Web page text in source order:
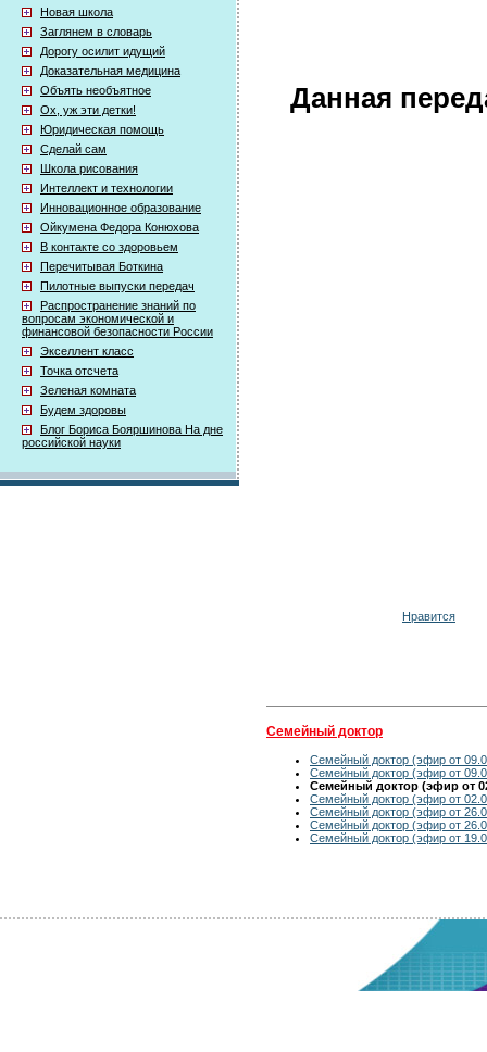
Новая школа
Заглянем в словарь
Дорогу осилит идущий
Доказательная медицина
Объять необъятное
Ох, уж эти детки!
Юридическая помощь
Сделай сам
Школа рисования
Интеллект и технологии
Инновационное образование
Ойкумена Федора Конюхова
В контакте со здоровьем
Перечитывая Боткина
Пилотные выпуски передач
Распространение знаний по
вопросам экономической и
финансовой безопасности России
Экселлент класс
Точка отсчета
Зеленая комната
Будем здоровы
Блог Бориса Бояршинова На дне
российской науки
Данная
Нравится
Семейный доктор
Семейный доктор (эфир от
Семейный доктор (эфир от
Семейный доктор (эфир от
Семейный доктор (эфир от
Семейный доктор (эфир от
Семейный доктор (эфир от
Семейный доктор (эфир от